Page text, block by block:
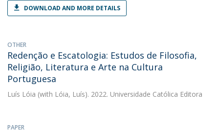
DOWNLOAD AND MORE DETAILS
OTHER
Redenção e Escatologia: Estudos de Filosofia,
Religião, Literatura e Arte na Cultura
Portuguesa
Luís Lóia (with Lóia, Luís). 2022. Universidade Católica Editora
PAPER